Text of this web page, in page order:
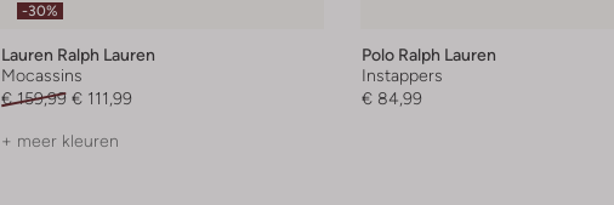
-30%
Lauren Ralph Lauren
Mocassins
€ 159,99 € 111,99
+ meer kleuren
Polo Ralph Lauren
Instappers
€ 84,99